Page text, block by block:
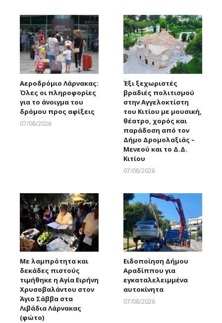
Αεροδρόμιο Λάρνακας:
Όλες οι πληροφορίες
για το άνοιγμα του
δρόμου προς αφίξεις
07/08/2026
Έξι ξεχωριστές
βραδιές πολιτισμού
στην Αγγελοκτίστη
του Κιτίου με μουσική,
θέατρο, χορός και
παράδοση από τον
Δήμο Δρομολαξιάς –
Μενεού και το Δ.Δ.
Κιτίου
07/08/2026
Με λαμπρότητα και
δεκάδες πιστούς
τιμήθηκε η Αγία Ειρήνη
Χρυσοβαλάντου στον
Άγιο Σάββα στα
Λιβάδια Λάρνακας
(φώτο)
Ειδοποίηση Δήμου
Αραδίππου για
εγκαταλελειμμένα
αυτοκίνητα
07/08/2026